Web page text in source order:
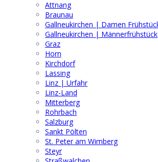
Attnang
Braunau
Gallneukirchen | Damen
Gallneukirchen | Männerfrühstück
Graz
Horn
Kirchdorf
Lassing
Linz | Urfahr
Linz-Land
Mitterberg
Rohrbach
Salzburg
Sankt Pölten
St. Peter am Wimberg
Steyr